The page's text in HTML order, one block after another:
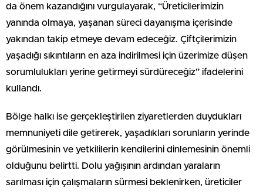
da önem kazandığını vurgulayarak, “Üreticilerimizin
yanında olmaya, yaşanan süreci dayanışma içerisinde
yakından takip etmeye devam edeceğiz. Çiftçilerimizin
yaşadığı sıkıntıların en aza indirilmesi için üzerimize düşen
sorumlulukları yerine getirmeyi sürdüreceğiz” ifadelerini
kullandı.
Bölge halkı ise gerçekleştirilen ziyaretlerden duydukları
memnuniyeti dile getirerek, yaşadıkları sorunların yerinde
görülmesinin ve yetkililerin kendilerini dinlemesinin önemli
olduğunu belirtti. Dolu yağışının ardından yaraların
sarılması için çalışmaların sürmesi beklenirken, üreticiler